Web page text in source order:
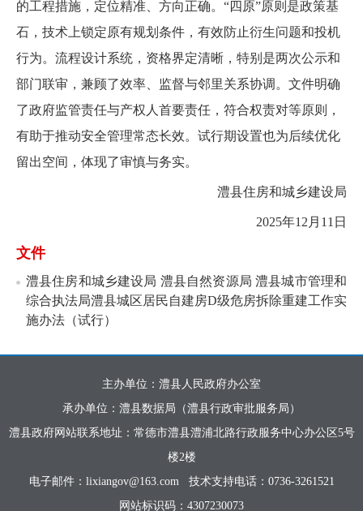
的工程措施，定位精准、方向正确。“四原”原则是政策基
石，技术上锁定原有规划条件，有效防止衍生问题和投机
行为。流程设计系统，资格界定清晰，特别是两次公示和
部门联审，兼顾了效率、监督与邻里关系协调。文件明确
了政府监管责任与产权人首要责任，符合权责对等原则，
有助于推动安全管理常态长效。试行期设置也为后续优化
留出空间，体现了审慎与务实。
澧县住房和城乡建设局
2025年12月11日
文件
澧县住房和城乡建设局 澧县自然资源局 澧县城市管理和
综合执法局澧县城区居民自建房D级危房拆除重建工作实
施办法（试行）
主办单位：澧县人民政府办公室
承办单位：澧县数据局（澧县行政审批服务局）
澧县政府网站联系地址：常德市澧县澧浦北路行政服务中心办公区5号
楼2楼
电子邮件：lixiangov@163.com
技术支持电话：0736-3261521
网站标识码：4307230073